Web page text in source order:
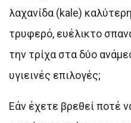
λαχανίδα (kale)
τρυφερό, ευέλικτο
την τρίχα στα δύο
υγιεινές επιλογές;
Εάν έχετε βρεθεί ποτέ